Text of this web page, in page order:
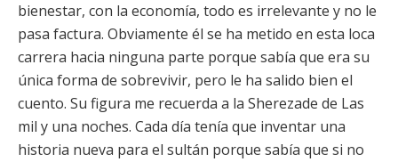
bienestar, con la economía, todo es irrelevante y no le
pasa factura. Obviamente él se ha metido en esta loca
carrera hacia ninguna parte porque sabía que era su
única forma de sobrevivir, pero le ha salido bien el
cuento. Su figura me recuerda a la Sherezade de Las
mil y una noches. Cada día tenía que inventar una
historia nueva para el sultán porque sabía que si no